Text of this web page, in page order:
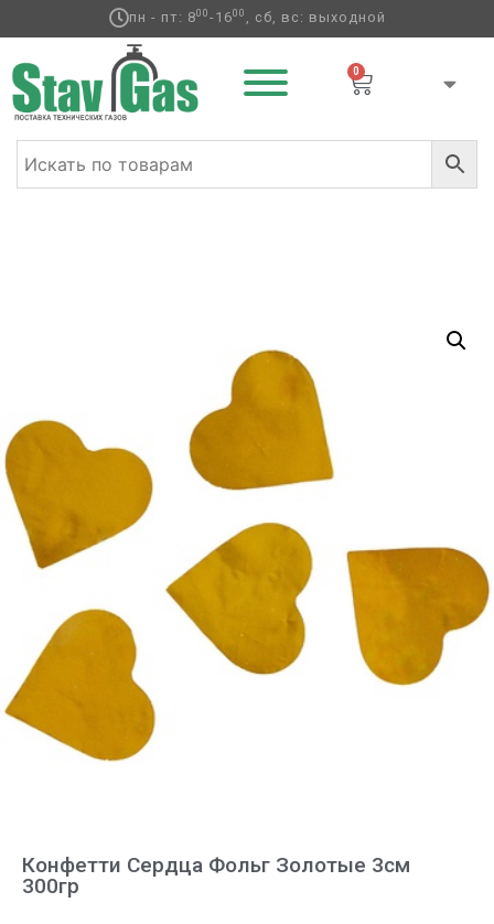
пн - пт: 800-1600 , сб, вс: выходной
0
Конфетти Сердца Фольг Золотые 3см
300гр